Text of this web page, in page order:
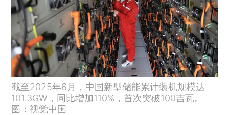
截至2025年6月，中国新型储能累计装机规模达
101.3GW，同比增加110%，首次突破100吉瓦。
图：视觉中国